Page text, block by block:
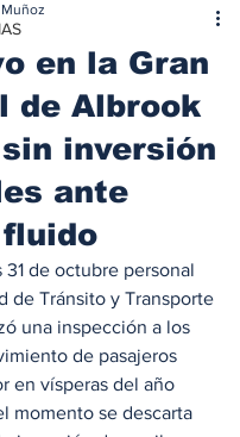
en la Gran
de Albrook
inversión
ante
31 de octubre personal
de Tránsito y Transporte
una inspección a los
de pasajeros
en vísperas del año
momento se descarta